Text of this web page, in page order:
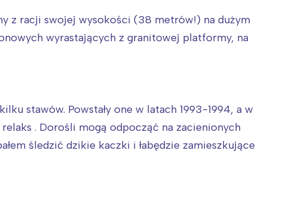
z racji swojej wysokości (38 metrów!) na dużym
wyrastających z granitowej platformy, na
stawów. Powstały one w latach 1993-1994, a w
. Dorośli mogą odpocząć na zacienionych
śledzić dzikie kaczki i łabędzie zamieszkujące